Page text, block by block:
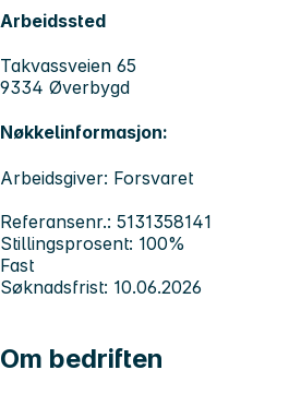
Arbeidssted
Takvassveien 65
9334 Øverbygd
Nøkkelinformasjon:
Arbeidsgiver: Forsvaret
Referansenr.: 5131358141
Stillingsprosent: 100%
Fast
Søknadsfrist: 10.06.2026
Om bedriften